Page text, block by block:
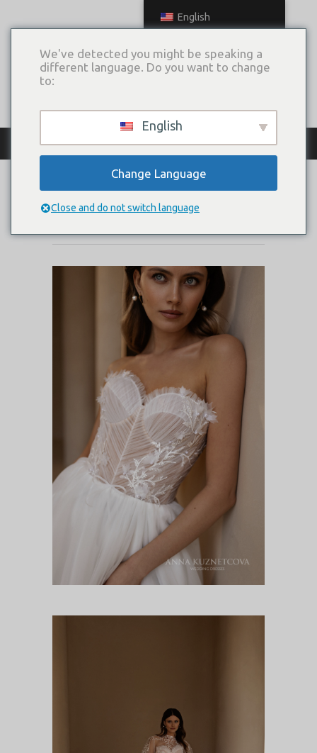
КАТАЛОГ ПЛАТЬЕВ
VISMUT
English
We've detected you might be speaking a
different language. Do you want to change
to:
English
Change Language
Close and do not switch language